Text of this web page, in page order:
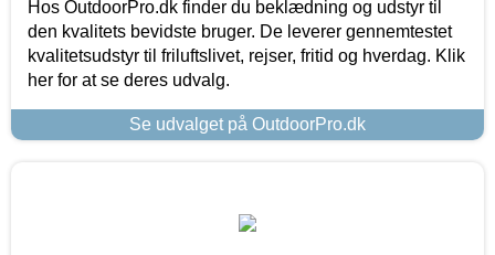
Hos OutdoorPro.dk finder du beklædning og udstyr til
den kvalitets bevidste bruger. De leverer gennemtestet
kvalitetsudstyr til friluftslivet, rejser, fritid og hverdag. Klik
her for at se deres udvalg.
Se udvalget på OutdoorPro.dk